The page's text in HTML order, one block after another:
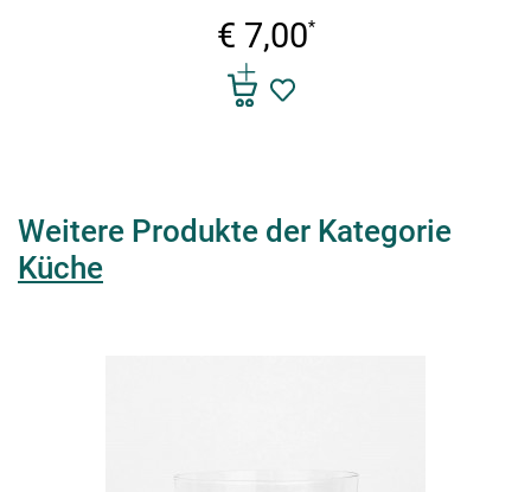
€ 7,00*
Weitere Produkte der Kategorie
Küche